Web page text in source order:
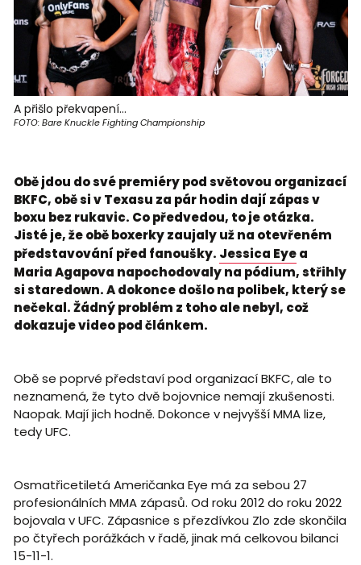
A přišlo překvapení...
FOTO: Bare Knuckle Fighting Championship
Obě jdou do své premiéry pod světovou organizací
BKFC, obě si v Texasu za pár hodin dají zápas v
boxu bez rukavic. Co předvedou, to je otázka.
Jisté je, že obě boxerky zaujaly už na otevřeném
představování před fanoušky. Jessica Eyea
Maria Agapova napochodovaly na pódium, střihly
si staredown. A dokonce došlo na polibek, který se
nečekal. Žádný problém z toho ale nebyl, což
dokazuje video pod článkem.
Obě se poprvé představí pod organizací BKFC, ale to
neznamená, že tyto dvě bojovnice nemají zkušenosti.
Naopak. Mají jich hodně. Dokonce v nejvyšší MMA lize,
tedy UFC.
Osmatřicetiletá Američanka Eye má za sebou 27
profesionálních MMA zápasů. Od roku 2012 do roku 2022
bojovala v UFC. Zápasnice s přezdívkou Zlo zde skončila
po čtyřech porážkách v řadě, jinak má celkovou bilanci
15-11-1.